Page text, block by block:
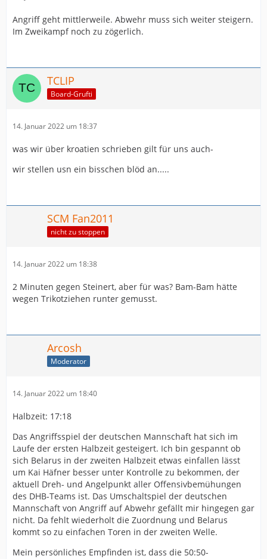
Angriff geht mittlerweile. Abwehr muss sich weiter steigern.
Im Zweikampf noch zu zögerlich.
TCLIP
Board-Grufti
14. Januar 2022 um 18:37
was wir über kroatien schrieben gilt für uns auch-
wir stellen usn ein bisschen blöd an.....
SCM Fan2011
nicht zu stoppen
14. Januar 2022 um 18:38
2 Minuten gegen Steinert, aber für was? Bam-Bam hätte
wegen Trikotziehen runter gemusst.
Arcosh
Moderator
14. Januar 2022 um 18:40
Halbzeit: 17:18
Das Angriffsspiel der deutschen Mannschaft hat sich im
Laufe der ersten Halbzeit gesteigert. Ich bin gespannt ob
sich Belarus in der zweiten Halbzeit etwas einfallen lässt
um Kai Häfner besser unter Kontrolle zu bekommen, der
aktuell Dreh- und Angelpunkt aller Offensivbemühungen
des DHB-Teams ist. Das Umschaltspiel der deutschen
Mannschaft von Angriff auf Abwehr gefällt mir hingegen gar
nicht. Da fehlt wiederholt die Zuordnung und Belarus
kommt so zu einfachen Toren in der zweiten Welle.
Mein persönliches Empfinden ist, dass die 50:50-